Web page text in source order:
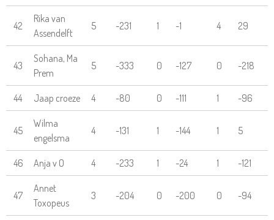
42
Rika van
Assendelft
5 -231 1 -1 4 29
43
Sohana, Ma
Prem
5 -333 0 -127 0 -218
44 Jaap croeze 4 -80 0 -111 1 -96
45
Wilma
engelsma
4 -131 1 -144 1 5
46 Anja v O 4 -233 1 -24 1 -121
47
Annet
Toxopeus
3 -204 0 -200 0 -94